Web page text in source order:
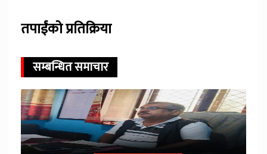
तपाईंको प्रतिक्रिया
सम्बन्धित समाचार